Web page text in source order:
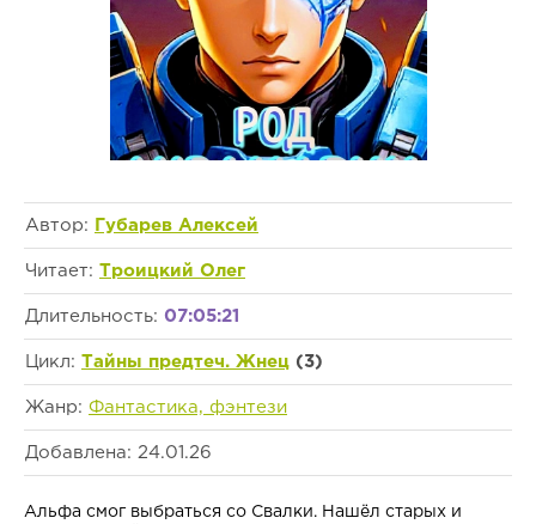
Автор: Губарев Алексей
Читает: Троицкий Олег
Длительность: 07:05:21
Цикл: Тайны предтеч. Жнец (3)
Жанр: Фантастика, фэнтези
Добавлена: 24.01.26
Альфа смог выбраться со Свалки. Нашёл старых и